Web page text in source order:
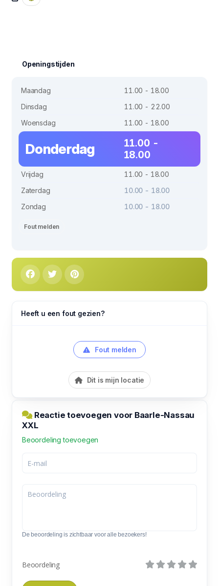
Openingstijden
Maandag
11.00 - 18.00
Dinsdag
11.00 - 22.00
Woensdag
11.00 - 18.00
Donderdag
11.00 -
18.00
Vrijdag
11.00 - 18.00
Zaterdag
10.00 - 18.00
Zondag
10.00 - 18.00
Fout melden
Heeft u een fout gezien?
Fout melden
Dit is mijn locatie
Reactie toevoegen voor Baarle-Nassau
XXL
Beoordeling toevoegen
De beoordeling is zichtbaar voor alle bezoekers!
Beoordeling